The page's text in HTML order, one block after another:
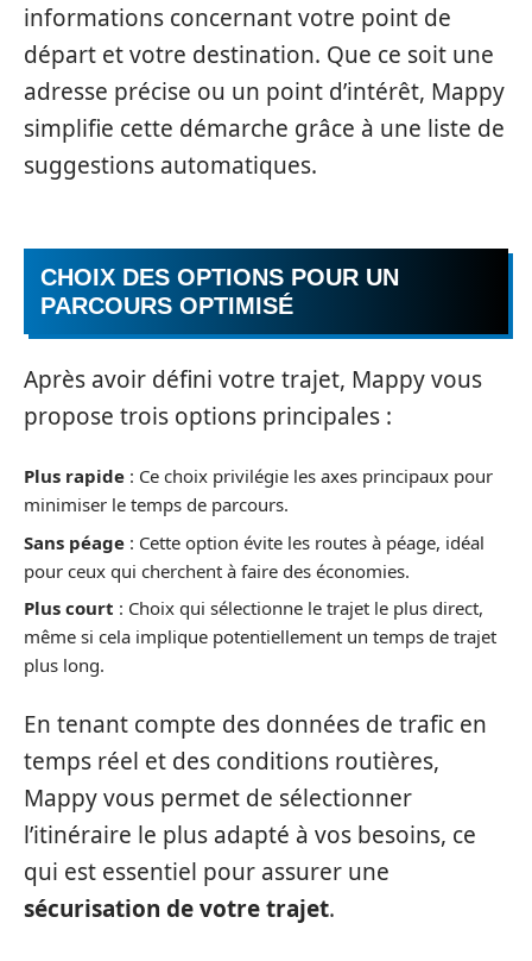
informations concernant votre point de
départ et votre destination. Que ce soit une
adresse précise ou un point d’intérêt, Mappy
simplifie cette démarche grâce à une liste de
suggestions automatiques.
CHOIX DES OPTIONS POUR UN
PARCOURS OPTIMISÉ
Après avoir défini votre trajet, Mappy vous
propose trois options principales :
Plus rapide : Ce choix privilégie les axes principaux pour
minimiser le temps de parcours.
Sans péage : Cette option évite les routes à péage, idéal
pour ceux qui cherchent à faire des économies.
Plus court : Choix qui sélectionne le trajet le plus direct,
même si cela implique potentiellement un temps de trajet
plus long.
En tenant compte des données de trafic en
temps réel et des conditions routières,
Mappy vous permet de sélectionner
l’itinéraire le plus adapté à vos besoins, ce
qui est essentiel pour assurer une
sécurisation de votre trajet.